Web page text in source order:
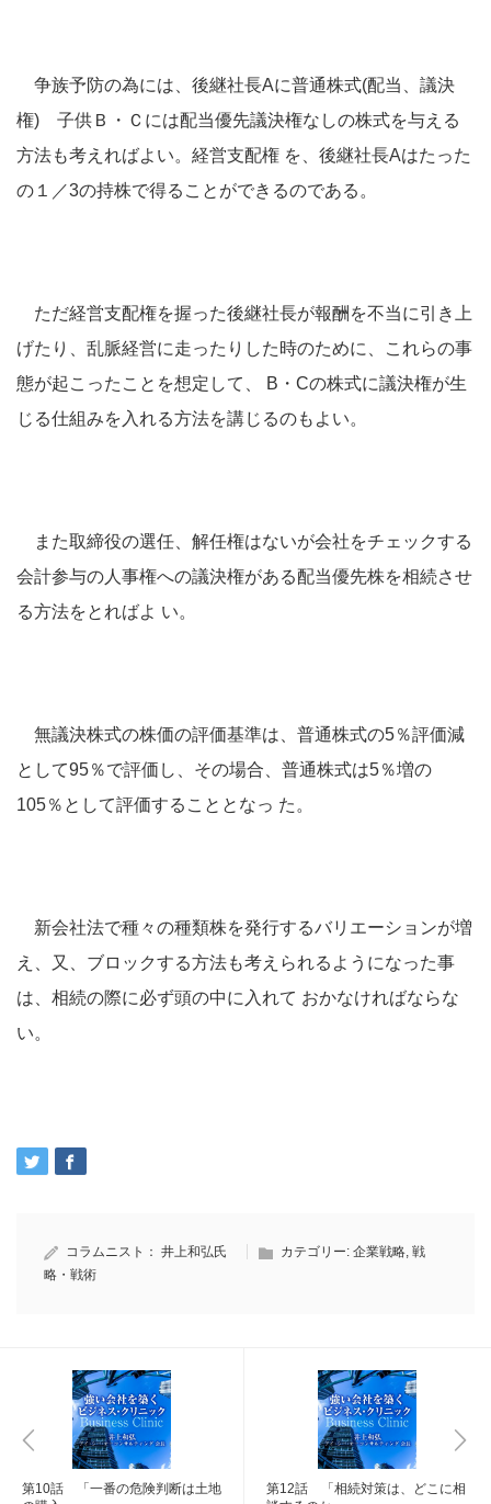
争族予防の為には、後継社長Aに普通株式(配当、議決
権) 子供Ｂ・Ｃには配当優先議決権なしの株式を与える
方法も考えればよい。経営支配権 を、後継社長Aはたった
の１／3の持株で得ることができるのである。
ただ経営支配権を握った後継社長が報酬を不当に引き上
げたり、乱脈経営に走ったりした時のために、これらの事
態が起こったことを想定して、 B・Cの株式に議決権が生
じる仕組みを入れる方法を講じるのもよい。
また取締役の選任、解任権はないが会社をチェックする
会計参与の人事権への議決権がある配当優先株を相続させ
る方法をとればよ い。
無議決株式の株価の評価基準は、普通株式の5％評価減
として95％で評価し、その場合、普通株式は5％増の
105％として評価することとなっ た。
新会社法で種々の種類株を発行するバリエーションが増
え、又、ブロックする方法も考えられるようになった事
は、相続の際に必ず頭の中に入れて おかなければならな
い。
コラムニスト： 井上和弘氏 カテゴリー: 企業戦略, 戦
略・戦術
第10話 「一番の危険判断は土地
第12話 「相続対策は、どこに相